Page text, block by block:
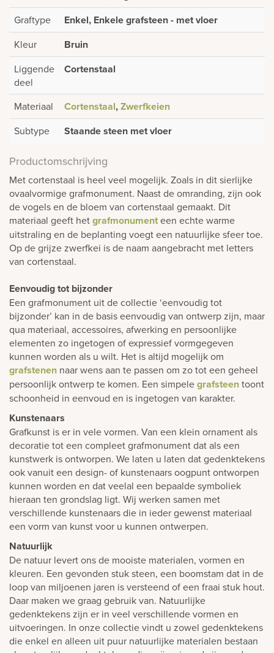
Graftype Enkel, Enkele grafsteen - met vloer
Kleur Bruin
Liggende
deel
Cortenstaal
Materiaal Cortenstaal,Zwerfkeien
Subtype Staande steen met vloer
Productomschrijving
Met cortenstaal is heel veel mogelijk. Zoals in dit sierlijke
ovaalvormige grafmonument. Naast de omranding, zijn ook
de vogels en de bloem van cortenstaal gemaakt. Dit
materiaal geeft hetgrafmonumenteen echte warme
uitstraling en de beplanting voegt een natuurlijke sfeer toe.
Op de grijze zwerfkei is de naam aangebracht met letters
van cortenstaal.
Eenvoudig tot bijzonder
Een grafmonument uit de collectie ‘eenvoudig tot
bijzonder’ kan in de basis eenvoudig van ontwerp zijn, maar
qua materiaal, accessoires, afwerking en persoonlijke
elementen zo ingetogen of expressief vormgegeven
kunnen worden als u wilt. Het is altijd mogelijk om
grafstenen naar wens aan te passen om zo tot een geheel
persoonlijk ontwerp te komen. Een simpelegrafsteentoont
schoonheid in eenvoud en is ingetogen van karakter.
Kunstenaars
Grafkunst is er in vele vormen. Van een klein ornament als
decoratie tot een compleet grafmonument dat als een
kunstwerk is ontworpen. We laten u laten dat gedenktekens
ook vanuit een design- of kunstenaars oogpunt ontworpen
kunnen worden en dat veelal een bepaalde symboliek
hieraan ten grondslag ligt. Wij werken samen met
verschillende kunstenaars die in ieder gewenst materiaal
een vorm van kunst voor u kunnen ontwerpen.
Natuurlijk
De natuur levert ons de mooiste materialen, vormen en
kleuren. Een gevonden stuk steen, een boomstam dat in de
loop van miljoenen jaren is versteend of een fraai stuk hout.
Daar maken we graag gebruik van. Natuurlijke
gedenktekens zijn er in veel verschillende vormen en
uitvoeringen. In onze collectie vindt u zowel gedenktekens
die enkel en alleen uit puur natuurlijke materialen bestaan